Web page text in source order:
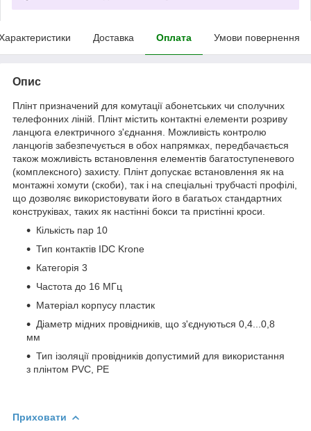
Доставка Оплата Умови повернення
Опис
Плінт призначений для комутації абонетських чи сполучних
телефонних ліній. Плінт містить контактні елементи розриву
ланцюга електричного з'єднання. Можливість контролю
ланцюгів забезпечується в обох напрямках, передбачається
також можливість встановлення елементів багатоступеневого
(комплексного) захисту. Плінт допускає встановлення як на
монтажні хомути (скоби), так і на спеціальні трубчасті профілі,
що дозволяє використовувати його в багатьох стандартних
конструківах, таких як настінні бокси та пристінні кроси.
Кількість пар 10
Тип контактів IDC Krone
Категорія 3
Частота до 16 МГц
Матеріал корпусу пластик
Діаметр мідних провідників, що з'єднуються 0,4...0,8
мм
Тип ізоляції провідників допустимий для використання
з плінтом PVC, PE
Приховати